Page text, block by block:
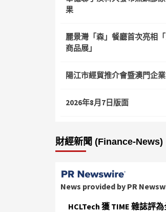
果
麗景灣「森」餐廳首次亮相
商品展」
陽江市經貿推介會暨澳門企
2026年8月7日版面
財經新聞 (Finance-News)
News provided by PR
HCLTech 獲 TIME 雜誌評